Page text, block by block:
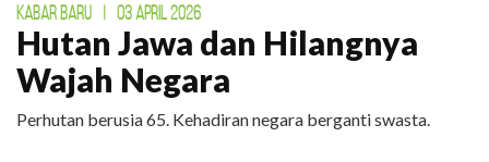
KABAR BARU | 03 APRIL 2026
Hutan Jawa dan Hilangnya
Wajah Negara
Perhutan berusia 65. Kehadiran negara berganti swasta.